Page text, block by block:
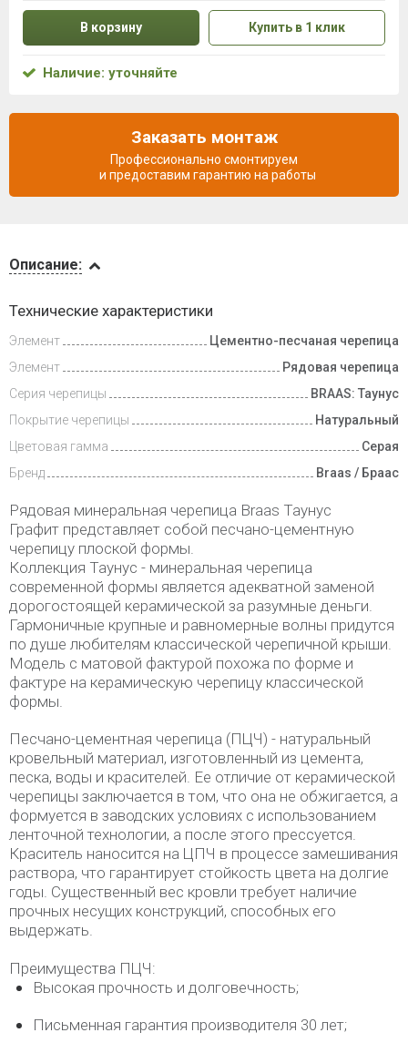
и оплата
Описание:
Технические характеристики
Элемент
Цементно-песчаная черепица
Элемент
Рядовая черепица
Серия черепицы
BRAAS: Таунус
Покрытие черепицы
Натуральный
Цветовая гамма
Серая
Бренд
Braas / Браас
Рядовая минеральная черепица Braas Таунус
Графит представляет собой песчано-цементную
черепицу плоской формы.
Коллекция Таунус - минеральная черепица
современной формы является адекватной заменой
дорогостоящей керамической за разумные деньги.
Гармоничные крупные и равномерные волны придутся
по душе любителям классической черепичной крыши.
Модель с матовой фактурой похожа по форме и
фактуре на керамическую черепицу классической
формы.
Песчано-цементная черепица (ПЦЧ) - натуральный
кровельный материал, изготовленный из цемента,
песка, воды и красителей. Ее отличие от керамической
черепицы заключается в том, что она не обжигается, а
формуется в заводских условиях с использованием
ленточной технологии, а после этого прессуется.
Краситель наносится на ЦПЧ в процессе замешивания
раствора, что гарантирует стойкость цвета на долгие
годы. Существенный вес кровли требует наличие
прочных несущих конструкций, способных его
выдержать.
Преимущества ПЦЧ:
Высокая прочность и долговечность;
Письменная гарантия производителя 30 лет;
В корзину Купить в 1 клик
Наличие: уточняйте
Заказать монтаж
Профессионально смонтируем
и предоставим гарантию на работы